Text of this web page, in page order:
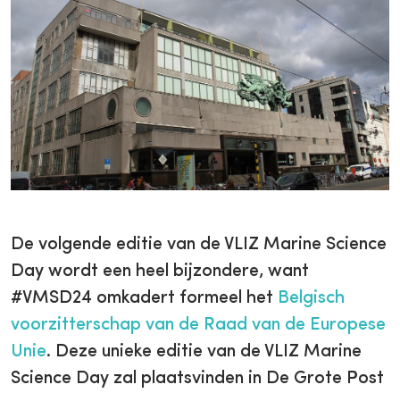
De volgende editie van de VLIZ Marine Science
Day wordt een heel bijzondere, want
#VMSD24 omkadert formeel het Belgisch
voorzitterschap van de Raad van de Europese
Unie. Deze unieke editie van de VLIZ Marine
Science Day zal plaatsvinden in De Grote Post